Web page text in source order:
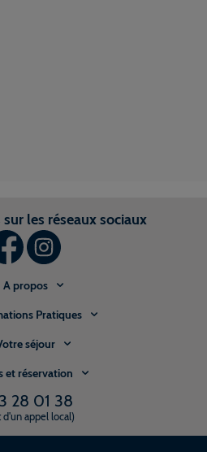
les réseaux sociaux
A propos
Pratiques
séjour
et réservation
28 01 38
d'un appel local)